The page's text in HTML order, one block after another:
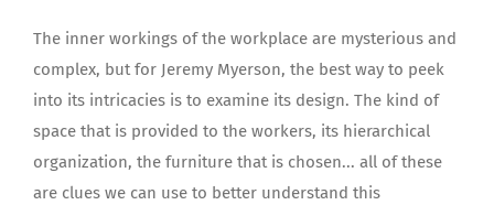
The inner workings of the workplace are mysterious and
complex, but for Jeremy Myerson, the best way to peek
into its intricacies is to examine its design. The kind of
space that is provided to the workers, its hierarchical
organization, the furniture that is chosen... all of these
are clues we can use to better understand this